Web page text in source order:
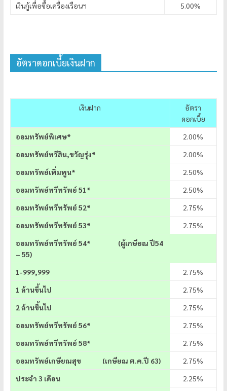
เงินกู้เพื่อซื้อเครื่องเรือนฯ 5.00%
อัตราดอกเบี้ยเงินฝาก
เงินฝาก
อัตรา
ดอกเบี้ย
ออมทรัพย์พิเศษ*
2.00%
ออมทรัพย์ทวีสิน,ขวัญรุ่ง*
2.00%
ออมทรัพย์เพิ่มพูน*
2.50%
ออมทรัพย์ทวีทรัพย์ 51*
2.50%
ออมทรัพย์ทวีทรัพย์ 52*
2.75%
ออมทรัพย์ทวีทรัพย์ 53*
2.75%
ออมทรัพย์ทวีทรัพย์54* (ผู้เกษียณ ปี54
– 55)
1-999,999
2.75%
1 ล้านขึ้นไป
2.75%
2 ล้านขึ้นไป
2.75%
ออมทรัพย์ทวีทรัพย์ 56*
2.75%
ออมทรัพย์ทวีทรัพย์ 58*
2.75%
ออมทรัพย์เกษียณสุข (เกษียณ ต.ค.ปี 63)
2.75%
ประจำ 3 เดือน
2.25%